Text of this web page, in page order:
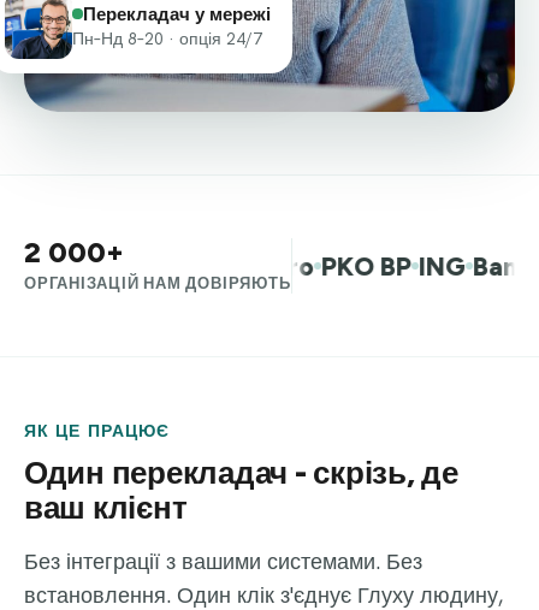
Перекладач у мережі
Пн–Нд 8–20 · опція 24/7
2 000+
ОРГАНІЗАЦІЙ НАМ ДОВІРЯЮТЬ
м.ст. Варшава PKO BP ING Bank
ЯК ЦЕ ПРАЦЮЄ
Один перекладач - скрізь, де
ваш клієнт
Без інтеграції з вашими системами. Без
встановлення. Один клік з'єднує Глуху людину,